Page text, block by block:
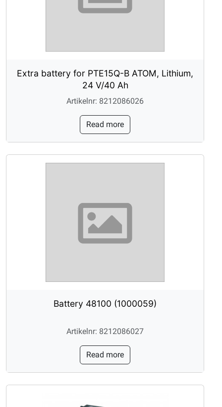
Extra battery for PTE15Q-B ATOM, Lithium,
24 V/40 Ah
Artikelnr: 8212086026
Read more
Battery 48100 (1000059)
Artikelnr: 8212086027
Read more